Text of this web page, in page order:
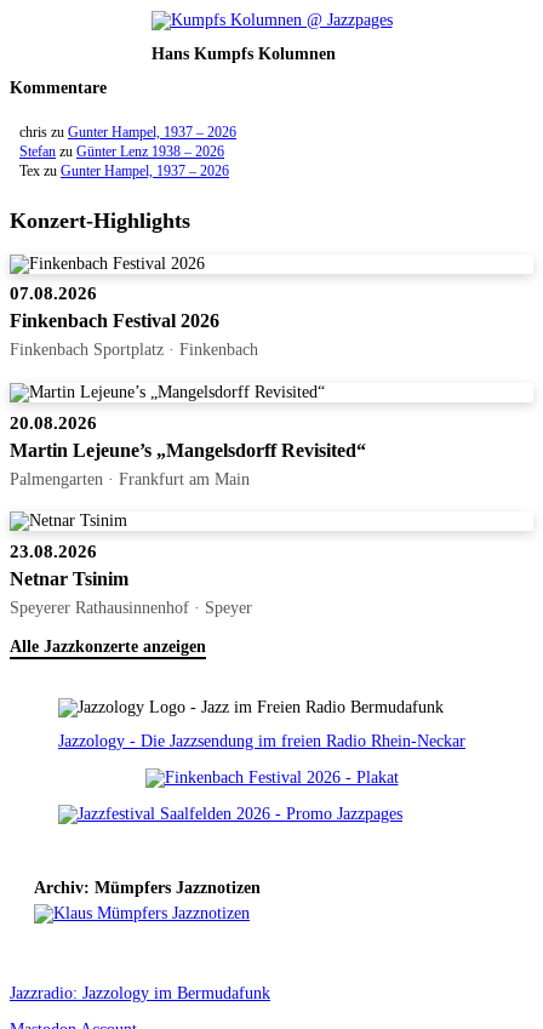
Hans Kumpfs Kolumnen
Kommentare
chris zu Gunter Hampel, 1937 – 2026
Stefan zu Günter Lenz 1938 – 2026
Tex zu Gunter Hampel, 1937 – 2026
Konzert-Highlights
07.08.2026
Finkenbach Festival 2026
Finkenbach Sportplatz · Finkenbach
20.08.2026
Martin Lejeune’s „Mangelsdorff Revisited“
Palmengarten · Frankfurt am Main
23.08.2026
Netnar Tsinim
Speyerer Rathausinnenhof · Speyer
Alle Jazzkonzerte anzeigen
Jazzology - Die Jazzsendung im freien Radio Rhein-Neckar
Archiv: Mümpfers Jazznotizen
Jazzradio: Jazzology im Bermudafunk